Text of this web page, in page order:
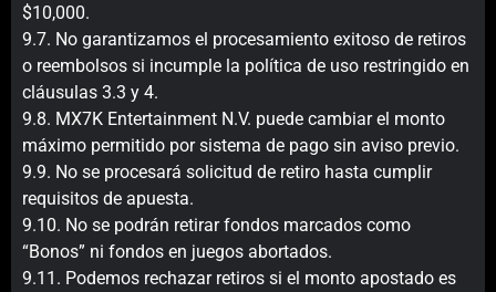
$10,000.
9.7. No garantizamos el procesamiento exitoso de retiros
o reembolsos si incumple la política de uso restringido en
cláusulas 3.3 y 4.
9.8. MX7K Entertainment N.V. puede cambiar el monto
máximo permitido por sistema de pago sin aviso previo.
9.9. No se procesará solicitud de retiro hasta cumplir
requisitos de apuesta.
9.10. No se podrán retirar fondos marcados como
“Bonos” ni fondos en juegos abortados.
9.11. Podemos rechazar retiros si el monto apostado es